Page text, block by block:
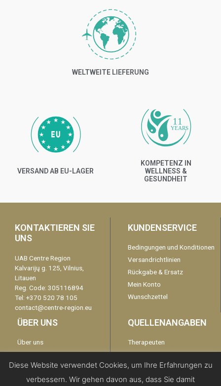
WELTWEITE LIEFERUNG
VERSAND AB EU-LAGER
11
YEARS
KOMPETENZ IN
WELLNESS &
GESUNDHEIT
KONTAKTIEREN SIE
UNS
UAB Centre Region
Kalvarijų g. 125, Vilnius,
Litauen
Reg. Code: 305116894
Tel: +370 520 78 105
contact@centre-region.eu
KUNDENSERVICE
Bedingungen und Konditionen
Versandrichtlinien
Rückgabe & Ersatz
Mein Konto
Wunschzettel
ÜBER UNS
Über uns
Garantie
Disclaimer
Datenschutzerklärung
QUELLENANGABEN
Therapeuten
kontaktieren Sie uns
Diese Website verwendet Cookies, um Ihre Erfahrungen zu
verbessern. Wir gehen davon aus, dass Sie damit